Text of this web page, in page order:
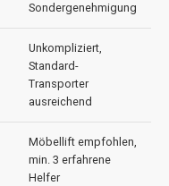
Sondergenehmigung
Unkompliziert,
Standard-
Transporter
ausreichend
Möbellift empfohlen,
min. 3 erfahrene
Helfer